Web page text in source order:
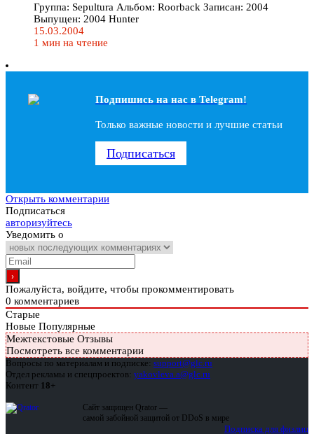
Группа: Sepultura Альбом: Roorback Записан: 2004
Выпущен: 2004 Hunter
15.03.2004
1 мин на чтение
Подпишись на наc в Telegram!
Только важные новости и лучшие статьи
Подписаться
Открыть комментарии
Подписаться
авторизуйтесь
Уведомить о
Пожалуйста, войдите, чтобы прокомментировать
0 комментариев
Старые
Новые Популярные
Межтекстовые Отзывы
Посмотреть все комментарии
Вопросы по материалам и подписке: support@glc.ru
Отдел рекламы и спецпроектов: yakovleva.a@glc.ru
Контент 18+
Сайт защищен Qrator —
самой забойной защитой от DDoS в мире
Подписка для физлиц